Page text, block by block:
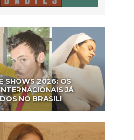
SHOWS 2026: OS
JÁ
NO BRASIL!